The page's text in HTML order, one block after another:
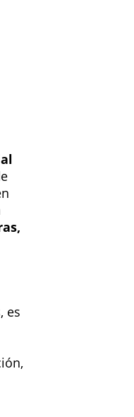
es